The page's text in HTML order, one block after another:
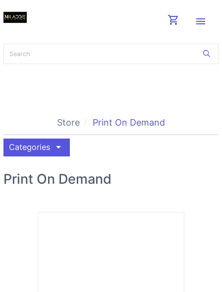
shopping_cart menu
Store Print On Demand
Categories arrow_drop_down
Print On Demand